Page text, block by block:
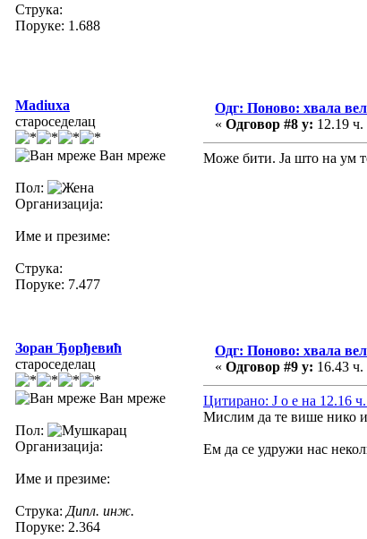
Струка:
Поруке: 1.688
Madiuxa
староседелац
Ван мреже
Пол:
Организација:
Име и презиме:
Струка:
Поруке: 7.477
Одг: Поново: хвала
« Одговор #8 у: 12.19 ч.
Може бити. Ја што на ум
Зоран Ђорђевић
староседелац
Ван мреже
Пол:
Организација:
Име и презиме:
Струка: Дипл. инж.
Поруке: 2.364
Одг: Поново: хвала
« Одговор #9 у: 16.43 ч.
Цитирано: J o e на 12.16
Мислим да те више нико
Ем да се удружи нас